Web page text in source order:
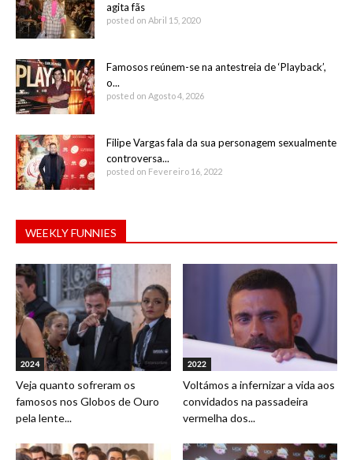
agita fãs
posted on Abril 15, 2020
Famosos reúnem-se na antestreia de ‘Playback’,
o...
posted on Agosto 4, 2026
Filipe Vargas fala da sua personagem sexualmente
controversa...
posted on Fevereiro 16, 2022
WEEKLY FUNNIES
2024
Veja quanto sofreram os
famosos nos Globos de Ouro
pela lente...
2022
Voltámos a infernizar a vida aos
convidados na passadeira
vermelha dos...